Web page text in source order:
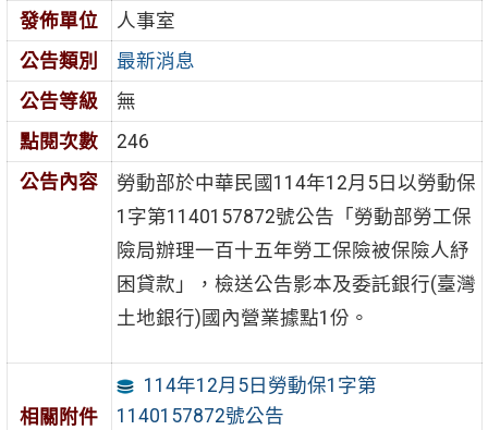
發佈單位
人事室
公告類別
最新消息
公告等級
無
點閱次數
246
公告內容
勞動部於中華民國114年12月5日以勞動保
1字第1140157872號公告「勞動部勞工保
險局辦理一百十五年勞工保險被保險人紓
困貸款」，檢送公告影本及委託銀行(臺灣
土地銀行)國內營業據點1份。
相關附件
114年12月5日勞動保1字第
1140157872號公告